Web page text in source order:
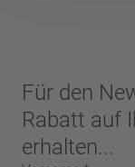
Für den
Rabatt auf
erhalten...